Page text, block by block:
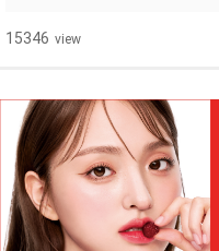
15346 view